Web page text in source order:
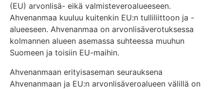
(EU) arvonlisä- eikä valmisteveroalueeseen.
Ahvenanmaa kuuluu kuitenkin EU:n tulliliittoon ja -
alueeseen. Ahvenanmaa on arvonlisäverotuksessa
kolmannen alueen asemassa suhteessa muuhun
Suomeen ja toisiin EU-maihin.
Ahvenanmaan erityisaseman seurauksena
Ahvenanmaan ja EU:n arvonlisäveroalueen välillä on